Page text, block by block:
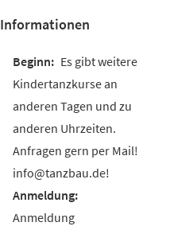
Informationen
Es gibt weitere
Kindertanzkurse an
anderen Tagen und zu
anderen Uhrzeiten.
Anfragen gern per Mail!
info@tanzbau.de!
Anmeldung